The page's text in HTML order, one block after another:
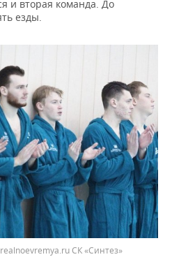
и вторая команда. До
езды.
СК «Синтез»